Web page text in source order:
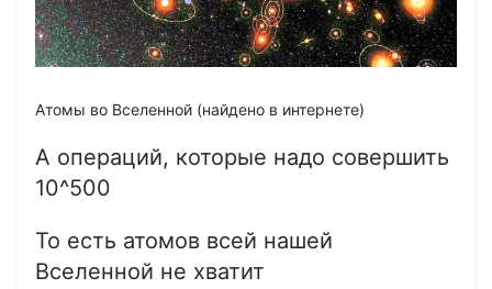
Атомы во Вселенной (найдено в интернете)
А операций, которые надо совершить
10^500
То есть атомов всей нашей
Вселенной не хватит